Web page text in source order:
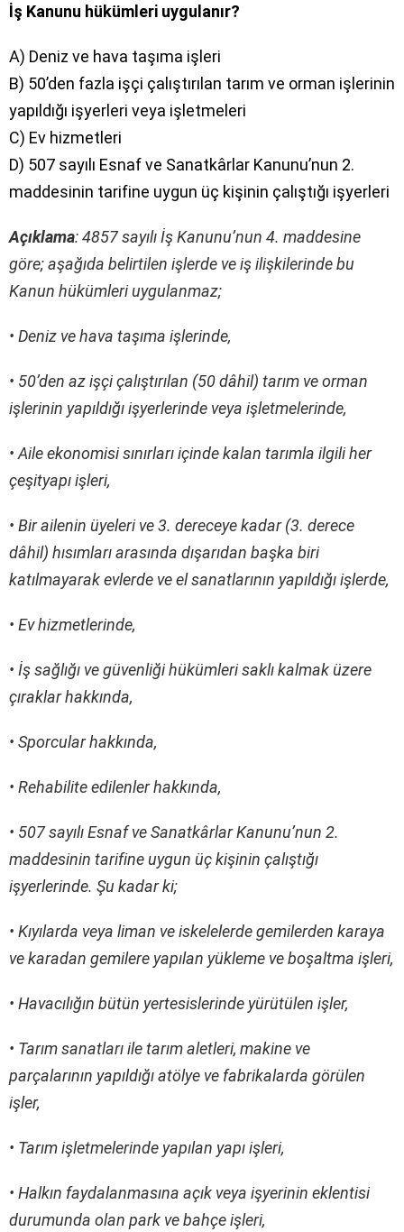
İş Kanunu hükümleri uygulanır?
A) Deniz ve hava taşıma işleri
B) 50’den fazla işçi çalıştırılan tarım ve orman işlerinin
yapıldığı işyerleri veya işletmeleri
C) Ev hizmetleri
D) 507 sayılı Esnaf ve Sanatkârlar Kanunu’nun 2.
maddesinin tarifine uygun üç kişinin çalıştığı işyerleri
Açıklama: 4857 sayılı İş Kanunu’nun 4. maddesine
göre; aşağıda belirtilen işlerde ve iş ilişkilerinde bu
Kanun hükümleri uygulanmaz;
• Deniz ve hava taşıma işlerinde,
• 50’den az işçi çalıştırılan (50 dâhil) tarım ve orman
işlerinin yapıldığı işyerlerinde veya işletmelerinde,
• Aile ekonomisi sınırları içinde kalan tarımla ilgili her
çeşityapı işleri,
• Bir ailenin üyeleri ve 3. dereceye kadar (3. derece
dâhil) hısımları arasında dışarıdan başka biri
katılmayarak evlerde ve el sanatlarının yapıldığı işlerde,
• Ev hizmetlerinde,
• İş sağlığı ve güvenliği hükümleri saklı kalmak üzere
çıraklar hakkında,
• Sporcular hakkında,
• Rehabilite edilenler hakkında,
• 507 sayılı Esnaf ve Sanatkârlar Kanunu’nun 2.
maddesinin tarifine uygun üç kişinin çalıştığı
işyerlerinde. Şu kadar ki;
• Kıyılarda veya liman ve iskelelerde gemilerden karaya
ve karadan gemilere yapılan yükleme ve boşaltma işleri,
• Havacılığın bütün yertesislerinde yürütülen işler,
• Tarım sanatları ile tarım aletleri, makine ve
parçalarının yapıldığı atölye ve fabrikalarda görülen
işler,
• Tarım işletmelerinde yapılan yapı işleri,
• Halkın faydalanmasına açık veya işyerinin eklentisi
durumunda olan park ve bahçe işleri,